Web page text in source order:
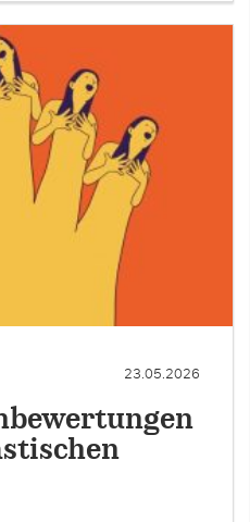
23.05.2026